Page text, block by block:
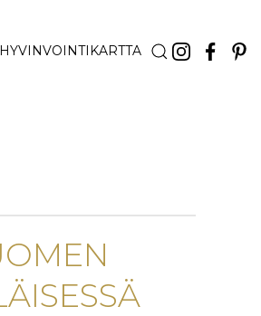
HYVINVOINTIKARTTA